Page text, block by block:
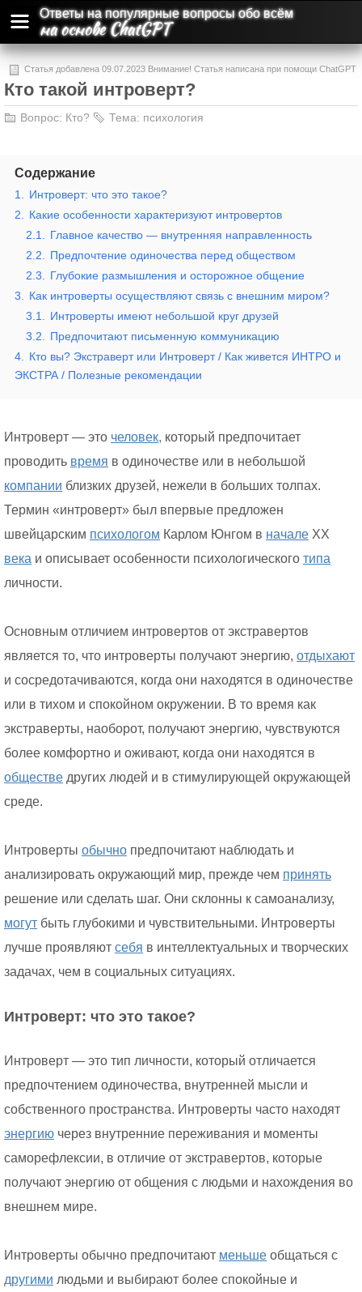
Ответы на популярные вопросы обо всём
на основе ChatGPT
Статья добавлена 09.07.2023 Внимание! Статья написана при помощи ChatGPT
и может содержать ошибки и неточности.
Кто такой интроверт?
Вопрос: Кто? Тема: психология
Содержание
1.
Интроверт: что это такое?
2.
Какие особенности характеризуют интровертов
2.1.
Главное качество — внутренняя направленность
2.2.
Предпочтение одиночества перед обществом
2.3.
Глубокие размышления и осторожное общение
3.
Как интроверты осуществляют связь с внешним миром?
3.1.
Интроверты имеют небольшой круг друзей
3.2.
Предпочитают письменную коммуникацию
4.
Кто вы? Экстраверт или Интроверт / Как живется ИНТРО и
ЭКСТРА / Полезные рекомендации
Интроверт — это человек, который предпочитает
проводить время в одиночестве или в небольшой
компании близких друзей, нежели в больших толпах.
Термин «интроверт» был впервые предложен
швейцарским психологом Карлом Юнгом в начале XX
века и описывает особенности психологического типа
личности.
Основным отличием интровертов от экстравертов
является то, что интроверты получают энергию, отдыхают
и сосредотачиваются, когда они находятся в одиночестве
или в тихом и спокойном окружении. В то время как
экстраверты, наоборот, получают энергию, чувствуются
более комфортно и оживают, когда они находятся в
обществе других людей и в стимулирующей окружающей
среде.
Интроверты обычно предпочитают наблюдать и
анализировать окружающий мир, прежде чем принять
решение или сделать шаг. Они склонны к самоанализу,
могут быть глубокими и чувствительными. Интроверты
лучше проявляют себя в интеллектуальных и творческих
задачах, чем в социальных ситуациях.
Интроверт: что это такое?
Интроверт — это тип личности, который отличается
предпочтением одиночества, внутренней мысли и
собственного пространства. Интроверты часто находят
энергию через внутренние переживания и моменты
саморефлексии, в отличие от экстравертов, которые
получают энергию от общения с людьми и нахождения во
внешнем мире.
Интроверты обычно предпочитают меньше общаться с
другими людьми и выбирают более спокойные и